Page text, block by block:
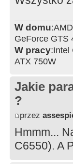
W domu:
GeForce GTS
W pracy:Intel
ATX 750W
Jakie
?
przez
Hmmm...
C6550). A